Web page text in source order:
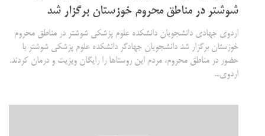
شوشتر در مناطق محروم خوزستان برگزار شد
اردوی جهادی دانشجویان دانشکده علوم پزشکی شوشتر در مناطق محروم
خوزستان برگزار شد دانشجویان جهادگر دانشکده علوم پزشکی شوشتر با
حضور در مناطق محروم، مردم این روستاها را رایگان ویزیت و درمان کردند.
اردوی...